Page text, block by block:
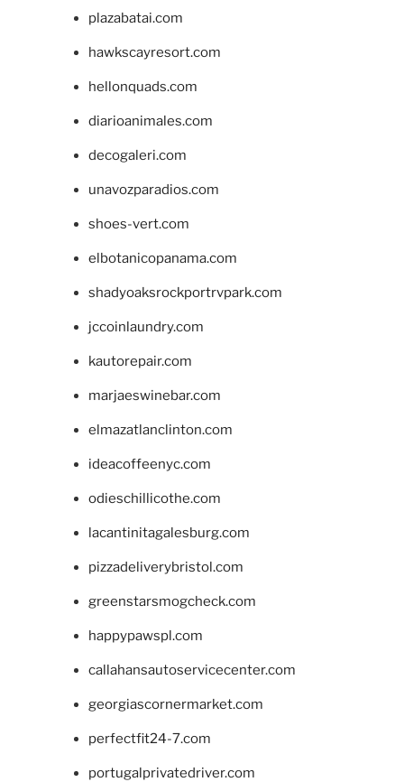
plazabatai.com
hawkscayresort.com
hellonquads.com
diarioanimales.com
decogaleri.com
unavozparadios.com
shoes-vert.com
elbotanicopanama.com
shadyoaksrockportrvpark.com
jccoinlaundry.com
kautorepair.com
marjaeswinebar.com
elmazatlanclinton.com
ideacoffeenyc.com
odieschillicothe.com
lacantinitagalesburg.com
pizzadeliverybristol.com
greenstarsmogcheck.com
happypawspl.com
callahansautoservicecenter.com
georgiascornermarket.com
perfectfit24-7.com
portugalprivatedriver.com